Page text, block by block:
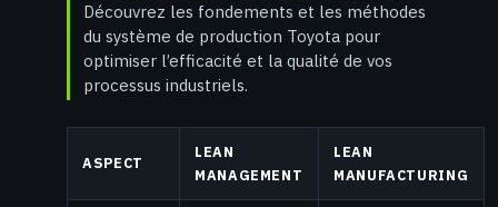
Découvrez les fondements et les méthodes
du système de production Toyota pour
optimiser l’efficacité et la qualité de vos
processus industriels.
ASPECT
LEAN
MANAGEMENT
LEAN
MANUFACTURING